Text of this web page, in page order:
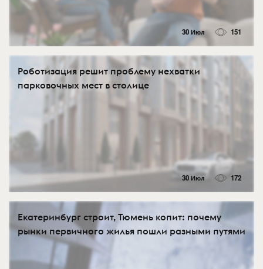
30 Июл 151
Роботизация решит проблему нехватки
парковочных мест в столице
30 Июл 172
Екатеринбург строит, Тюмень копит: почему
рынки первичного жилья пошли разными путями